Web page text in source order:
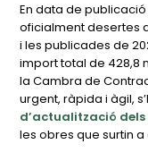
En data de publicació
oficialment desertes
i les publicades de
import total de 428,8
la Cambra de
urgent, ràpida i àgil,
d’actualització dels
les obres que surtin a